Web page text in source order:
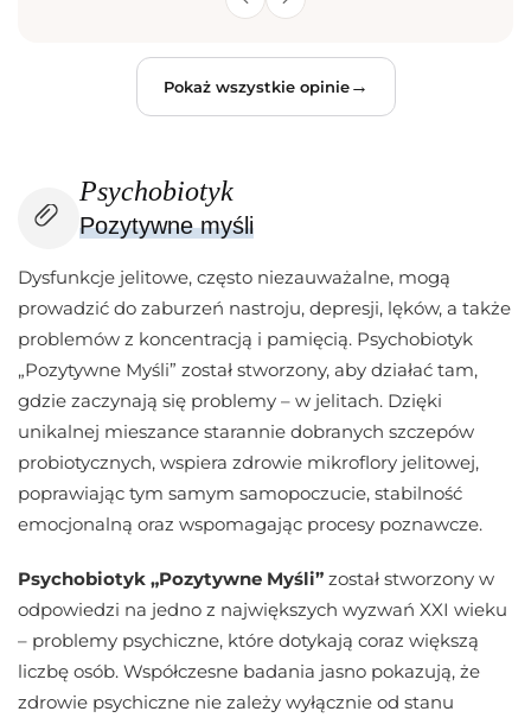
Pokaż wszystkie opinie→
Psychobiotyk
Pozytywne myśli
Dysfunkcje jelitowe, często niezauważalne, mogą
prowadzić do zaburzeń nastroju, depresji, lęków, a także
problemów z koncentracją i pamięcią. Psychobiotyk
„Pozytywne Myśli” został stworzony, aby działać tam,
gdzie zaczynają się problemy – w jelitach. Dzięki
unikalnej mieszance starannie dobranych szczepów
probiotycznych, wspiera zdrowie mikroflory jelitowej,
poprawiając tym samym samopoczucie, stabilność
emocjonalną oraz wspomagając procesy poznawcze.
Psychobiotyk „Pozytywne Myśli” został stworzony w
odpowiedzi na jedno z największych wyzwań XXI wieku
– problemy psychiczne, które dotykają coraz większą
liczbę osób. Współczesne badania jasno pokazują, że
zdrowie psychiczne nie zależy wyłącznie od stanu